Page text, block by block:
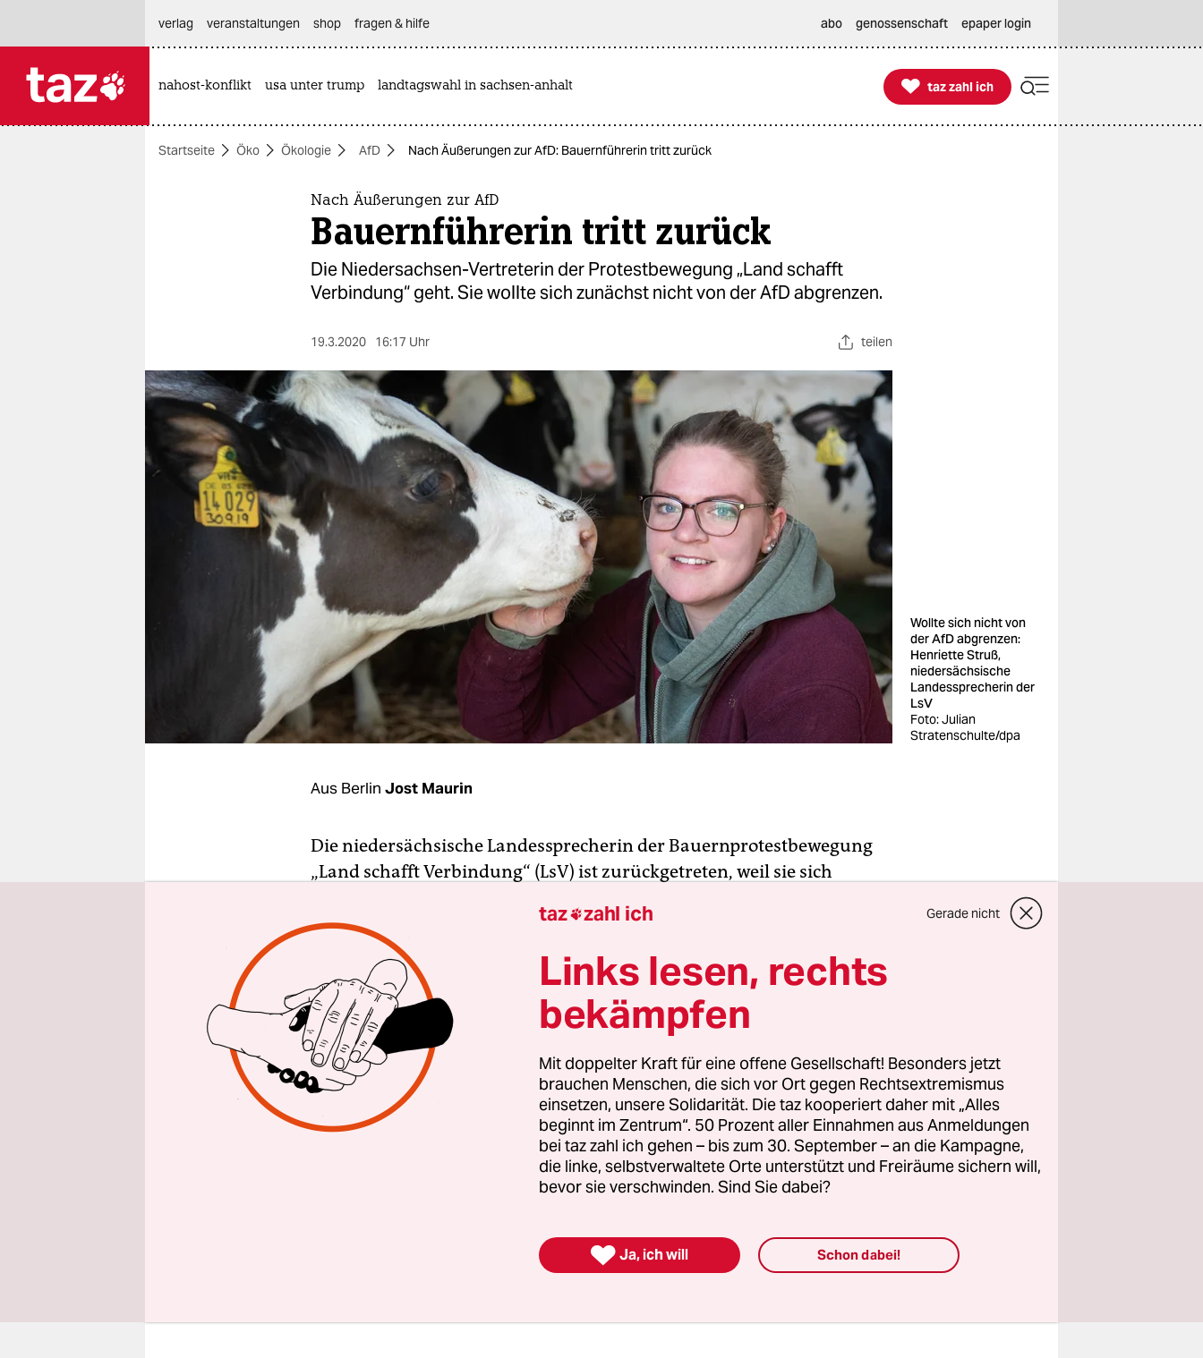
themen
berlin
nord
wahrheit
verlag
unterstützen
verlag
veranstaltungen shop fragen & hilfe abo genossenschaft epaper login
nahost-konflikt usa unter trump landtagswahl in sachsen-anhalt 
taz zahl ich
taz zahl ich
Startseite Öko Ökologie AfD Nach Äußerungen zur AfD: Bauernführerin tritt zurück
Nach Äußerungen zur AfD
Bauernführerin tritt zurück
Die Niedersachsen-Vertreterin der Protestbewegung „Land schafft
Verbindung“ geht. Sie wollte sich zunächst nicht von der AfD abgrenzen.
19.3.2020 16:17 Uhr teilen
Wollte sich nicht von
der AfD abgrenzen:
Henriette Struß,
niedersächsische
Landessprecherin der
LsV
Foto: Julian
Stratenschulte/dpa
Aus Berlin Jost Maurin
Die niedersächsische Landessprecherin der Bauernprotestbewegung
„Land schafft Verbindung“ (LsV) ist zurückgetreten, weil sie sich
in einer von der Initiative verbreiteten Erklärung
Engagement „mit sofortiger Wirkung beenden“.
Die Landwirtin begründete das mit den Reaktionen auf ein
der Nachrichtenagentur dpamit ihr. Auf die Frage „Sie haben es
zuletzt bewusst abgelehnt, Land schafft Verbindung von der AfD
abzugrenzen. Warum?“ hatte die 28-Jährige geantwortet: „Warum sollte
ich mich von irgendwem abgrenzen? Dann bin ich ja nicht mehr
neutral. Mir ist es egal, wer die Entscheidungen trifft, wenn sich der
Entscheidungsträger für die Landwirtschaft ausspricht.“
taz zahl ich Gerade nicht
Links lesen, rechts
bekämpfen
Mit doppelter Kraft für eine offene Gesellschaft! Besonders jetzt
brauchen Menschen, die sich vor Ort gegen Rechtsextremismus
einsetzen, unsere Solidarität. Die taz kooperiert daher mit „Alles
beginnt im Zentrum“. 50 Prozent aller Einnahmen aus Anmeldungen
bei taz zahl ich gehen – bis zum 30. September – an die Kampagne,
die linke, selbstverwaltete Orte unterstützt und Freiräume sichern will,
bevor sie verschwinden. Sind Sie dabei?
 Ja, ich will Schon dabei!